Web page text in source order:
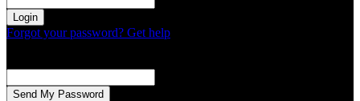
Forgot your password? Get help